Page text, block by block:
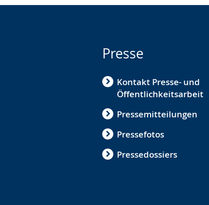
Presse
Kontakt Presse- und
Öffentlichkeitsarbeit
Pressemitteilungen
Pressefotos
Pressedossiers